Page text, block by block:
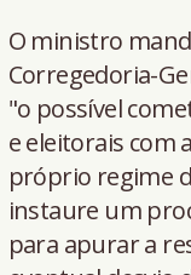
O ministro
Corregedoria-
"o possível
e eleitorais com
próprio regime
instaure um
para apurar a